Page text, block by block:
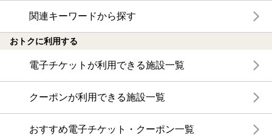
関連キーワードから探す
おトクに利用する
電子チケットが利用できる施設一覧
クーポンが利用できる施設一覧
おすすめ電子チケット・クーポン一覧